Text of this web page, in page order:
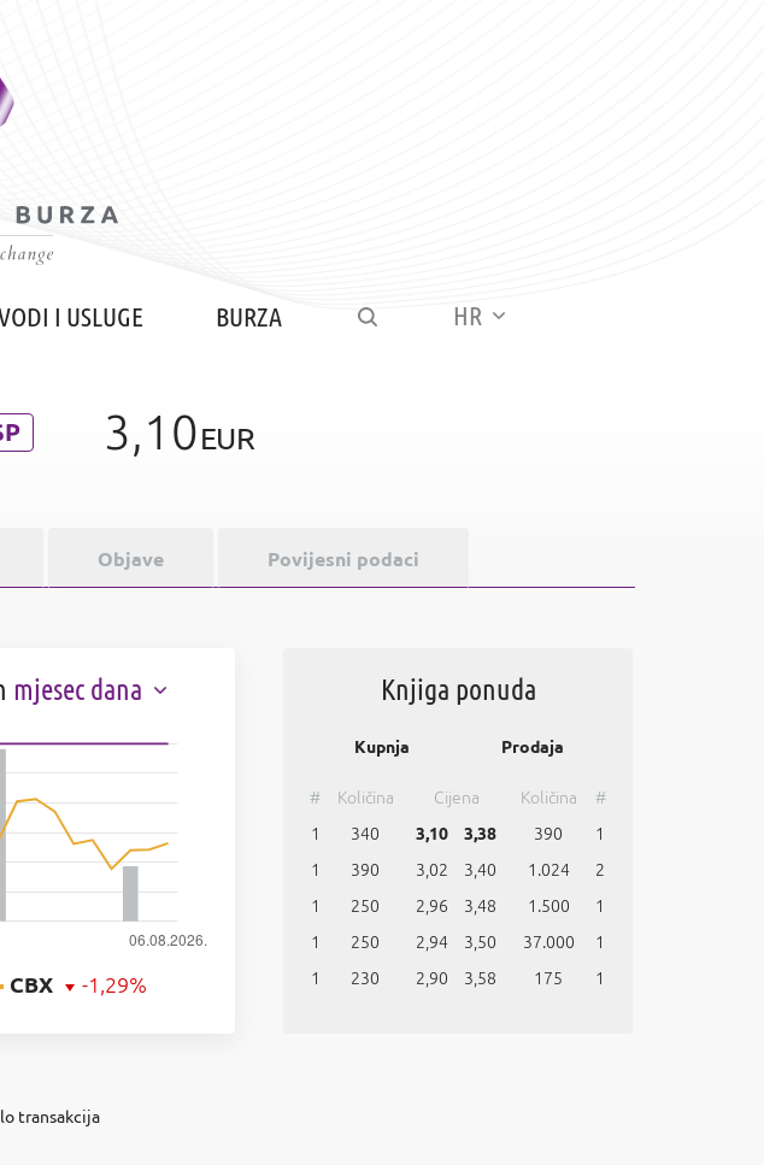
I USLUGE BURZA HR
3,10EUR
Objave Povijesni podaci
mjesec dana
CBX -1,29%
Knjiga ponuda
Kupnja Prodaja
# Količina Cijena Količina
#
1
340 3,10 3,38 390
1
1
390 3,02 3,40 1.024
2
1
250 2,96 3,48 1.500
1
1
250 2,94 3,50 37.000
1
1
230 2,90 3,58 175 1
transakcija